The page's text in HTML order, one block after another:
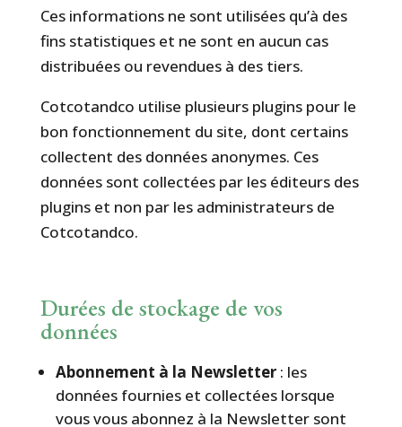
Ces informations ne sont utilisées qu’à des
fins statistiques et ne sont en aucun cas
distribuées ou revendues à des tiers.
Cotcotandco utilise plusieurs plugins pour le
bon fonctionnement du site, dont certains
collectent des données anonymes. Ces
données sont collectées par les éditeurs des
plugins et non par les administrateurs de
Cotcotandco.
Durées de stockage de vos
données
Abonnement à la Newsletter: les
données fournies et collectées lorsque
vous vous abonnez à la Newsletter sont